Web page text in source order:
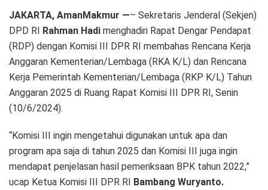
JAKARTA, AmanMakmur —– Sekretaris Jenderal (Sekjen)
DPD RI Rahman Hadi menghadiri Rapat Dengar Pendapat
(RDP) dengan Komisi III DPR RI membahas Rencana Kerja
Anggaran Kementerian/Lembaga (RKA K/L) dan Rencana
Kerja Pemerintah Kementerian/Lembaga (RKP K/L) Tahun
Anggaran 2025 di Ruang Rapat Komisi III DPR RI, Senin
(10/6/2024).
“Komisi III ingin mengetahui digunakan untuk apa dan
program apa saja di tahun 2025 dan Komisi III juga ingin
mendapat penjelasan hasil pemeriksaan BPK tahun 2022,”
ucap Ketua Komisi III DPR RI Bambang Wuryanto.